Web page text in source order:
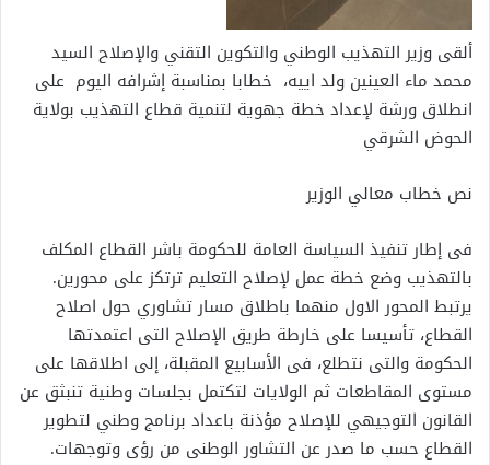
ألقى وزير التهذيب الوطني والتكوين التقني والإصلاح السيد
محمد ماء العينين ولد اييه، خطابا بمناسبة إشرافه اليوم على
انطلاق ورشة لإعداد خطة جهوية لتنمية قطاع التهذيب بولاية
الحوض الشرقي
نص خطاب معالي الوزير
فى إطار تنفيذ السياسة العامة للحكومة باشر القطاع المكلف
بالتهذيب وضع خطة عمل لإصلاح التعليم ترتكز على محورين.
يرتبط المحور الاول منهما باطلاق مسار تشاوري حول اصلاح
القطاع، تأسيسا على خارطة طريق الإصلاح التى اعتمدتها
الحكومة والتى نتطلع، فى الأسابيع المقبلة، إلى اطلاقها على
مستوى المقاطعات ثم الولايات لتكتمل بجلسات وطنية تنبثق عن
القانون التوجيهي للإصلاح مؤذنة باعداد برنامج وطني لتطوير
القطاع حسب ما صدر عن التشاور الوطنى من رؤى وتوجهات.